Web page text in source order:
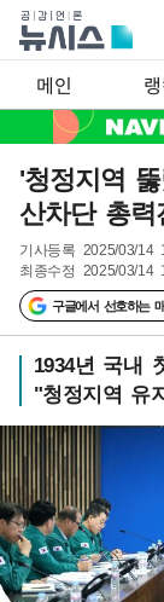
메인
'청정지역
산차단 총력
기사등록 2025/03/14
최종수정 2025/03/14
구글에서 선호하는
1934년 국내
"청정지역 유